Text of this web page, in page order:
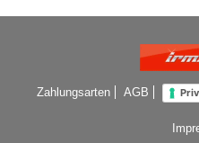
Zahlungsarten AGB